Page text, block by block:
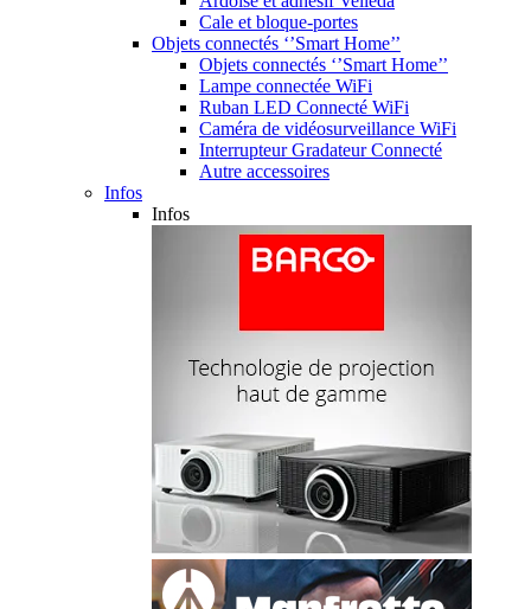
Cale et bloque-portes
Objets connectés ‘’Smart Home’’
Objets connectés ‘’Smart Home’’
Lampe connectée WiFi
Ruban LED Connecté WiFi
Caméra de vidéosurveillance WiFi
Interrupteur Gradateur Connecté
Autre accessoires
Infos
Infos